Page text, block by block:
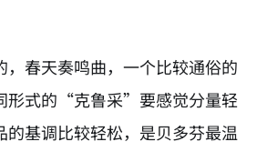
，春天奏鸣曲，一个比较通俗的
形式的“克鲁采”要感觉分量轻
的基调比较轻松，是贝多芬最温